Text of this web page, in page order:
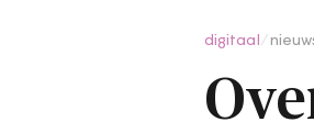
digitaal